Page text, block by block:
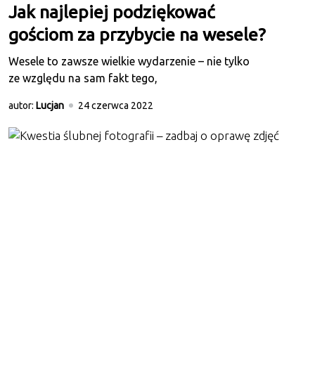
Jak najlepiej podziękować
gościom za przybycie na wesele?
Wesele to zawsze wielkie wydarzenie – nie tylko
ze względu na sam fakt tego,
autor: Lucjan 24 czerwca 2022